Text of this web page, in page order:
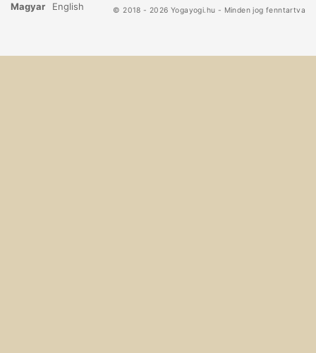
Magyar English © 2018 - 2026 Yogayogi.hu - Minden jog fenntartva